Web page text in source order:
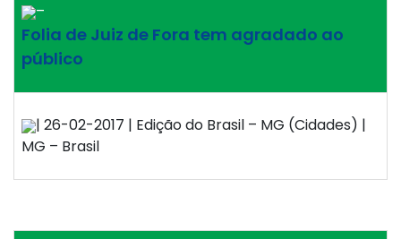
–
Folia de Juiz de Fora tem agradado ao
público
| 26-02-2017 | Edição do Brasil – MG (Cidades) |
MG – Brasil